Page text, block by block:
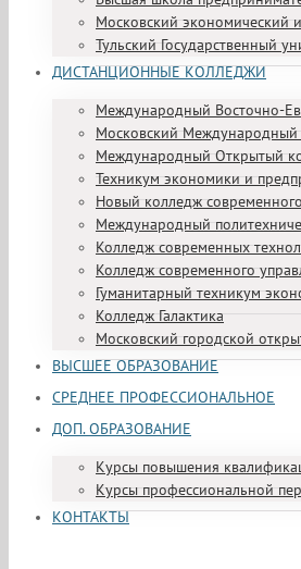
Московский экономический
Тульский Государственный
ДИСТАНЦИОННЫЕ КОЛЛЕДЖИ
Международный Восточно-
Московский Международный
Международный Открытый
Техникум экономики и
Новый колледж
Международный
Колледж современных
Колледж современного
Гуманитарный техникум
Колледж Галактика
Московский городской
ВЫСШЕЕ ОБРАЗОВАНИЕ
СРЕДНЕЕ ПРОФЕССИОНАЛЬНОЕ
ДОП. ОБРАЗОВАНИЕ
Курсы повышения
Курсы профессиональной
КОНТАКТЫ